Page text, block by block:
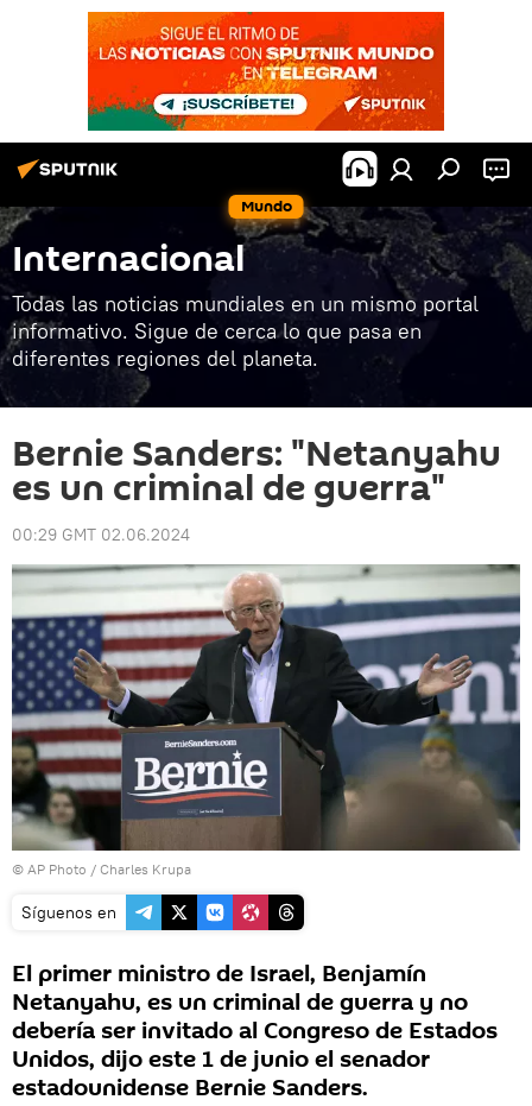
Mundo
Internacional
Todas las noticias mundiales en un mismo portal
informativo. Sigue de cerca lo que pasa en
diferentes regiones del planeta.
Bernie Sanders: "Netanyahu
es un criminal de guerra"
00:29 GMT 02.06.2024
© AP Photo / Charles Krupa
Síguenos en
El primer ministro de Israel, Benjamín
Netanyahu, es un criminal de guerra y no
debería ser invitado al Congreso de Estados
Unidos, dijo este 1 de junio el senador
estadounidense Bernie Sanders.